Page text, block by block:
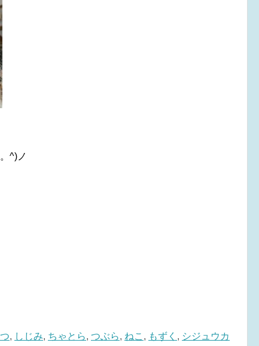
^)ノ
, しじみ, ちゃとら, つぶら, ねこ , もずく , シジュウカ